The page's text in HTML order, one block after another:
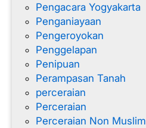
Pengacara Yogyakarta
Penganiayaan
Pengeroyokan
Penggelapan
Penipuan
Perampasan Tanah
perceraian
Perceraian
Perceraian Non Muslim